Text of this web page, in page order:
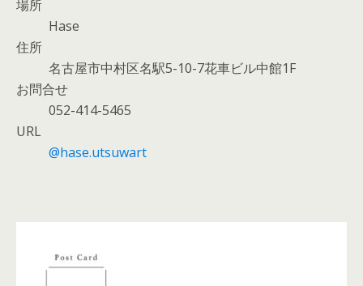
場所
Hase
住所
名古屋市中村区名駅5-10-7花車ビル中館1F
お問合せ
052-414-5465
URL
@hase.utsuwart